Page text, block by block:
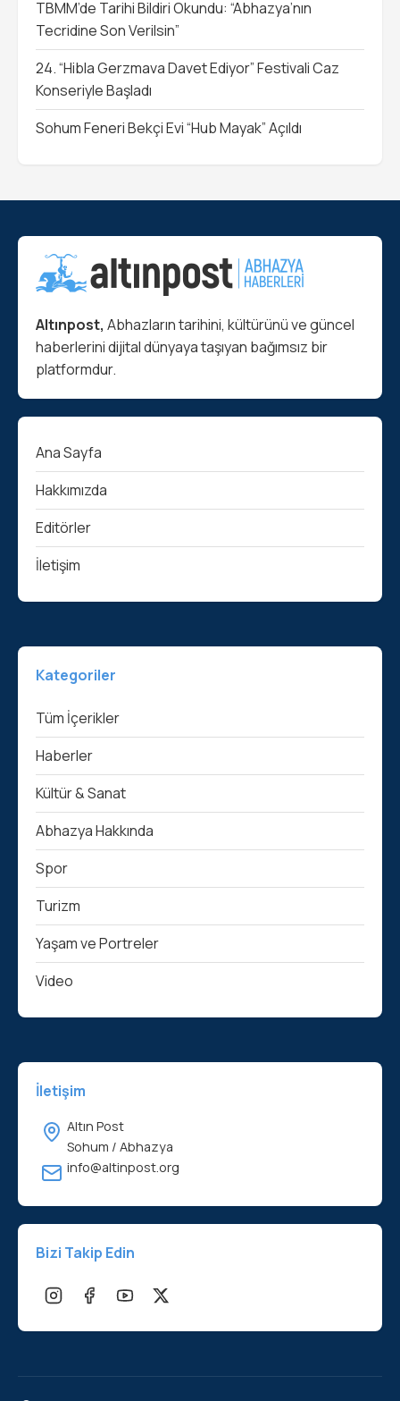
TBMM’de Tarihi Bildiri Okundu: “Abhazya’nın
Tecridine Son Verilsin”
24. “Hibla Gerzmava Davet Ediyor” Festivali Caz
Konseriyle Başladı
Sohum Feneri Bekçi Evi “Hub Mayak” Açıldı
Altınpost, Abhazların tarihini, kültürünü ve güncel
haberlerini dijital dünyaya taşıyan bağımsız bir
platformdur.
Ana Sayfa
Hakkımızda
Editörler
İletişim
Kategoriler
Tüm İçerikler
Haberler
Kültür & Sanat
Abhazya Hakkında
Spor
Turizm
Yaşam ve Portreler
Video
İletişim
Altın Post
Sohum / Abhazya
info@altinpost.org
Bizi Takip Edin